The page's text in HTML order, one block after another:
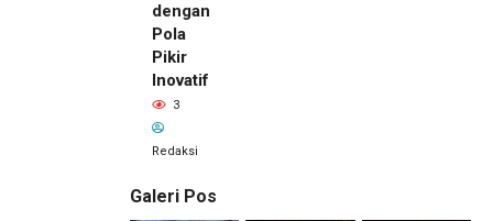
dengan
Pola
Pikir
Inovatif
3
Redaksi
Galeri Pos